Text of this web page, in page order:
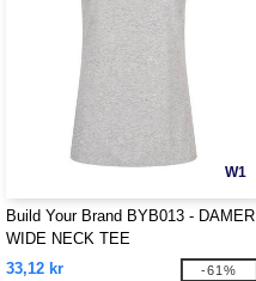
W1
Build Your Brand BYB013 - DAMER
WIDE NECK TEE
33,12 kr
-61%